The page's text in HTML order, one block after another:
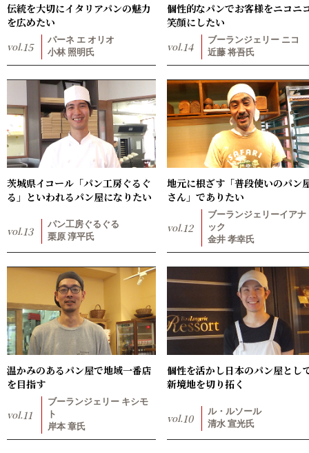
伝統を大切にイタリアパンの魅力
を広めたい
vol. 15
パーネ エ オリオ
小林 照明氏
個性的なパンでお客様をニコニ
笑顔にしたい
vol. 14
ブーランジェリー ニコ
近藤 将吾氏
茨城県イコール「パン工房ぐるぐ
る」といわれるパン屋になりたい
vol. 13
パン工房ぐるぐる
栗原 淳平氏
地元に根ざす「普段使いのパン
さん」でありたい
vol.12
ブーランジェリーイアナ
ック
金井 孝幸氏
温かみのあるパン屋で地域一番店
を目指す
vol.11
ブーランジェリー キシモ
ト
岸本 章氏
個性を活かし日本のパン屋とし
新境地を切り拓く
vol. 10
ル・ルソール
清水 宣光氏